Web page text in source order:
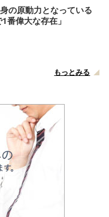
の原動力となっている
番偉大な存在」
もっとみる